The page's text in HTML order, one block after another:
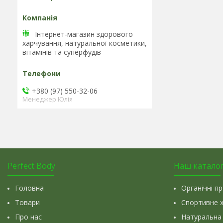
Інтернет-магазин здорового
харчування, натуральної косметики,
вітамінів та cуперфудів
+380 (97) 550-32-06
Менеджер Юлія
Perfect Body
Головна
Товари
Про нас
Наш
Органічні
Спортивне